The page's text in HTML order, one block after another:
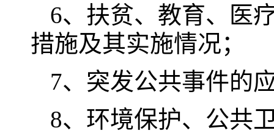
6、扶贫、教育、医
措施及其实施情况；
7、突发公共事件的
8、环境保护、公共